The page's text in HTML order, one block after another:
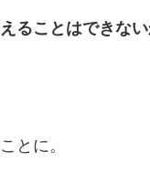
ることはできな
とに。